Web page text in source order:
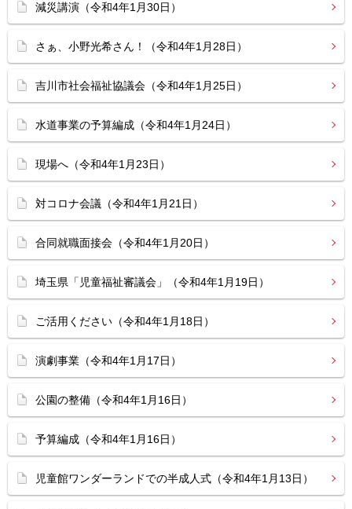
減災講演（令和4年1月30日）
さぁ、小野光希さん！（令和4年1月28日）
吉川市社会福祉協議会（令和4年1月25日）
水道事業の予算編成（令和4年1月24日）
現場へ（令和4年1月23日）
対コロナ会議（令和4年1月21日）
合同就職面接会（令和4年1月20日）
埼玉県「児童福祉審議会」（令和4年1月19日）
ご活用ください（令和4年1月18日）
演劇事業（令和4年1月17日）
公園の整備（令和4年1月16日）
予算編成（令和4年1月16日）
児童館ワンダーランドでの半成人式（令和4年1月13日）